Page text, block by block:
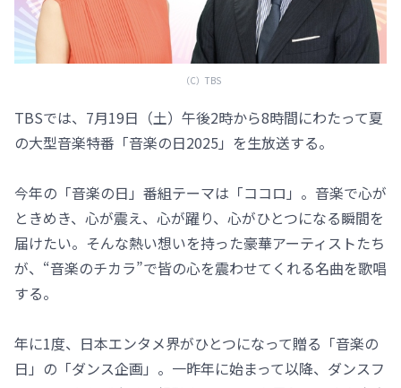
（C）TBS
TBSでは、7月19日（土）午後2時から8時間にわたって夏
の大型音楽特番「音楽の日2025」を生放送する。
今年の「音楽の日」番組テーマは「ココロ」。音楽で心が
ときめき、心が震え、心が躍り、心がひとつになる瞬間を
届けたい。そんな熱い想いを持った豪華アーティストたち
が、“音楽のチカラ”で皆の心を震わせてくれる名曲を歌唱
する。
年に1度、日本エンタメ界がひとつになって贈る「音楽の
日」の「ダンス企画」。一昨年に始まって以降、ダンスフ